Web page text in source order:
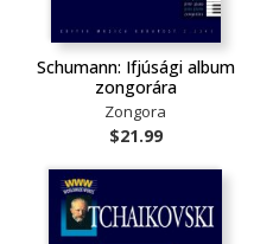
Schumann: Ifjúsági album
zongorára
Zongora
$21.99